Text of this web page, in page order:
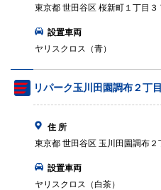
東京都 世田谷区 桜新町１丁目３
設置車両
ヤリスクロス（青）
リパーク玉川田園調布２丁
住 所
東京都 世田谷区 玉川田園調布２
設置車両
ヤリスクロス（白茶）